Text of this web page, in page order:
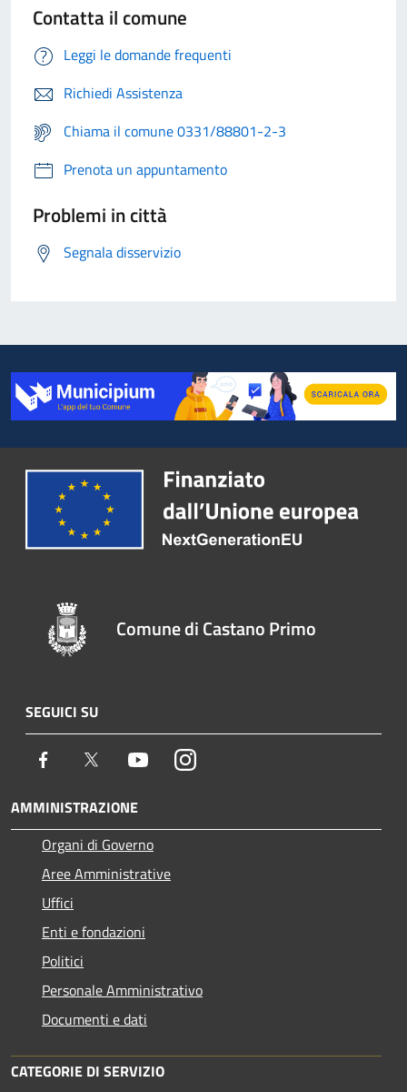
Contatta il comune
Leggi le domande frequenti
Richiedi Assistenza
Chiama il comune 0331/88801-2-3
Prenota un appuntamento
Problemi in città
Segnala disservizio
Comune di Castano Primo
SEGUICI SU
Facebook Twitter YoutubeInstagram
AMMINISTRAZIONE
Organi di Governo
Aree Amministrative
Uffici
Enti e fondazioni
Politici
Personale Amministrativo
Documenti e dati
CATEGORIE DI SERVIZIO